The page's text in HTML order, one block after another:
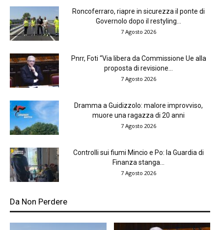
Roncoferraro, riapre in sicurezza il ponte di
Governolo dopo il restyling...
7 Agosto 2026
Pnrr, Foti “Via libera da Commissione Ue alla
proposta di revisione...
7 Agosto 2026
Dramma a Guidizzolo: malore improvviso,
muore una ragazza di 20 anni
7 Agosto 2026
Controlli sui fiumi Mincio e Po: la Guardia di
Finanza stanga...
7 Agosto 2026
Da Non Perdere